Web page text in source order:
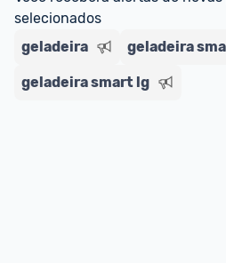
selecionados
geladeira
geladeira
geladeira smart lg